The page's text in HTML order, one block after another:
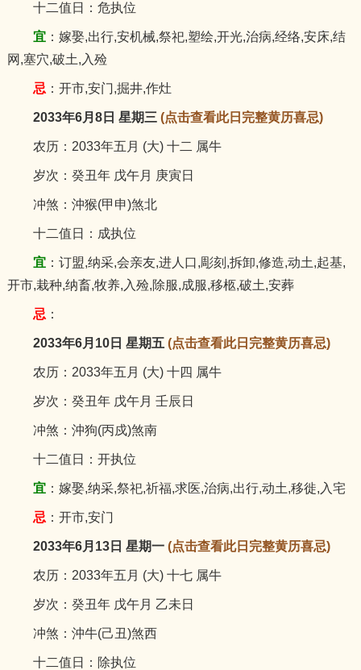
十二值日：危执位
宜：嫁娶,出行,安机械,祭祀,塑绘,开光,治病,经络,安床,结
网,塞穴,破土,入殓
忌 ：开市,安门,掘井,作灶
2033年6月8日 星期三 (点击查看此日完整黄历喜忌)
农历：2033年五月 (大) 十二 属牛
岁次：癸丑年 戊午月 庚寅日
冲煞：沖猴(甲申)煞北
十二值日：成执位
宜：订盟,纳采,会亲友,进人口,彫刻,拆卸,修造,动土,起基,
开市,栽种,纳畜,牧养,入殓,除服,成服,移柩,破土,安葬
忌 ：
2033年6月10日 星期五 (点击查看此日完整黄历喜忌)
农历：2033年五月 (大) 十四 属牛
岁次：癸丑年 戊午月 壬辰日
冲煞：沖狗(丙戍)煞南
十二值日：开执位
宜：嫁娶,纳采,祭祀,祈福,求医,治病,出行,动土,移徙,入宅
忌 ：开市,安门
2033年6月13日 星期一 (点击查看此日完整黄历喜忌)
农历：2033年五月 (大) 十七 属牛
岁次：癸丑年 戊午月 乙未日
冲煞：沖牛(己丑)煞西
十二值日：除执位